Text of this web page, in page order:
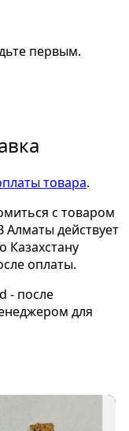
первым.
товара.
с товаром
Алматы действует
Казахстану
оплаты.
- после
для